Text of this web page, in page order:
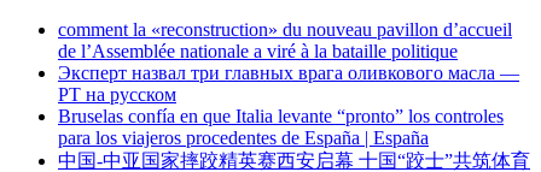
comment la «reconstruction» du nouveau pavillon d’accueil
de l’Assemblée nationale a viré à la bataille politique
Эксперт назвал три главных врага оливкового масла —
РТ на русском
Bruselas confía en que Italia levante “pronto” los controles
para los viajeros procedentes de España | España
中国-中亚国家摔跤精英赛西安启幕 十国“跤士”共筑体育